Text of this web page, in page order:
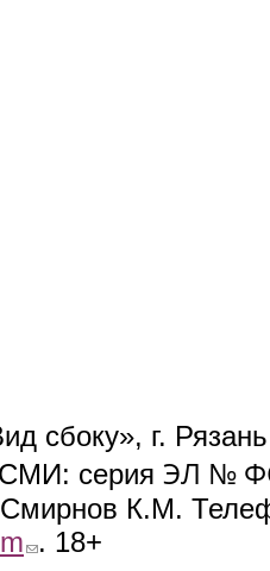
сбоку», г.
СМИ: серия ЭЛ №
Смирнов К.М.
(link sends e-mail)
. 18+